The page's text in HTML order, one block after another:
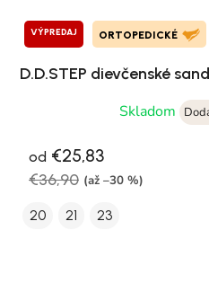
VÝPREDAJ ORTOPEDICKÉ
D.D.STEP dievčenské
Skladom
od €25,83
€36,90 (až –30 %)
20 21 23